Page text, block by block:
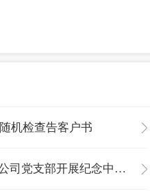
机检查告客户书
中共华亿认证中心有限公司党支部开展纪念中国共产党成立105周年主题党日活动